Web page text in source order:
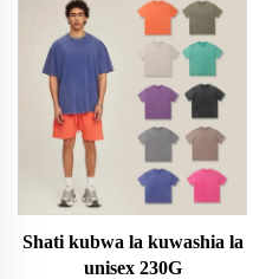
Shati kubwa la kuwashia la
unisex 230G